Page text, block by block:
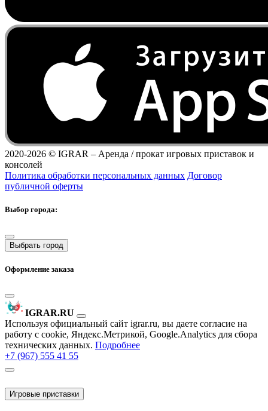
2020-2026 © IGRAR – Аренда / прокат игровых приставок и
консолей
Политика обработки персональных данных Договор
публичной оферты
Выбор города:
Выбрать город
Оформление заказа
IGRAR.RU
Используя официальный сайт igrar.ru, вы даете согласие на
работу с cookie, Яндекс.Метрикой, Google.Analytics для сбора
технических данных. Подробнее
+7 (967) 555 41 55
Игровые приставки